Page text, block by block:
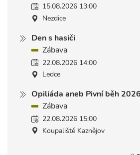
15.08.2026 13:00
Nezdice
Den s hasiči
Zábava
22.08.2026 14:00
Ledce
Opiliáda aneb Pivní běh 2026
Zábava
22.08.2026 15:00
Koupaliště Kaznějov